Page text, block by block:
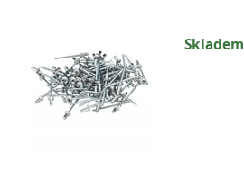
Skladem